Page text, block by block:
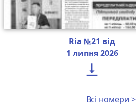
Ria №21 від
1 липня 2026

Всі номери >